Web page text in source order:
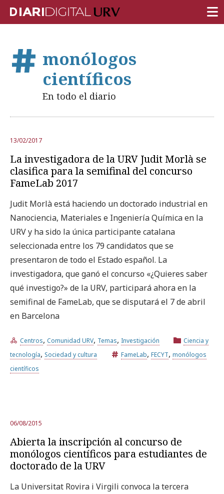
INVESTIGACIÓN
DOCENCIA
COMUNIDAD URV
REPORTAJES
Ámbitos universitarios
Prueba la búsqueda avanzada
Suscríbete a los boletines electrónicos de la URV Agenda
monólogos
científicos
En todo el diario
13/02/2017
La investigadora de la URV Judit Morlà se
clasifica para la semifinal del concurso
FameLab 2017
Judit Morlà está haciendo un doctorado industrial en
Nanociencia, Materiales e Ingeniería Química en la
URV y ha sido la única participante catalana
seleccionada entre los 79 candidatos que se
presentaron de todo el Estado español. La
investigadora, que ganó el concurso «¿Quieres saber
qué investigo?» de la URV, participará ahora en la
semifinal de FameLab, que se disputará el 7 de abril
en Barcelona
Centros, Comunidad URV, Temas, Investigación
Ciencia y
tecnología, Sociedad y cultura FameLab, FECYT, monólogos
científicos
06/08/2015
Abierta la inscripción al concurso de
monólogos científicos para estudiantes de
doctorado de la URV
La Universitat Rovira i Virgili convoca la tercera